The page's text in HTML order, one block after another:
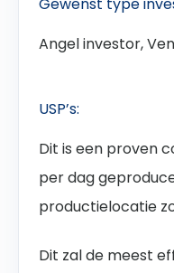
Angel investor,
USP’s:
Dit is een proven
per dag
productielocatie
Dit zal de meest